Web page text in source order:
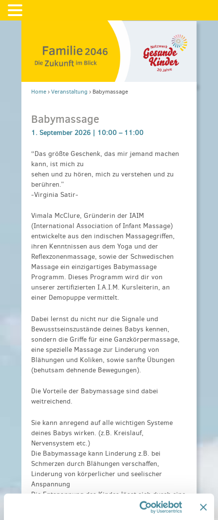
Home›Veranstaltung › Babymassage
Babymassage
1. September 2026 | 10:00 – 11:00
“Das größte Geschenk, das mir jemand machen
kann, ist mich zu
sehen und zu hören, mich zu verstehen und zu
berühren.”
-Virginia Satir-
Vimala McClure, Gründerin der IAIM
(International Association of Infant Massage)
entwickelte aus den indischen Massagegriffen,
ihren Kenntnissen aus dem Yoga und der
Reflexzonenmassage, sowie der Schwedischen
Massage ein einzigartiges Babymassage
Programm. Dieses Programm wird dir von
unserer zertifizierten I.A.I.M. Kursleiterin, an
einer Demopuppe vermittelt.
Dabei lernst du nicht nur die Signale und
Bewusstseinszustände deines Babys kennen,
sondern die Griffe für eine Ganzkörpermassage,
eine spezielle Massage zur Linderung von
Blähungen und Koliken, sowie sanfte Übungen
(behutsam dehnende Bewegungen).
Die Vorteile der Babymassage sind dabei
weitreichend.
Sie kann anregend auf alle wichtigen Systeme
deines Babys wirken. (z.B. Kreislauf,
Nervensystem etc.)
Die Babymassage kann Linderung z.B. bei
Schmerzen durch Blähungen verschaffen,
Linderung von körperlicher und seelischer
Anspannung
Die Entspannung des Kindes lässt sich durch eine
geringere Ausschüttung von Stresshormonen (wie
Adrenalin und Cortisol) und eine erhöhte